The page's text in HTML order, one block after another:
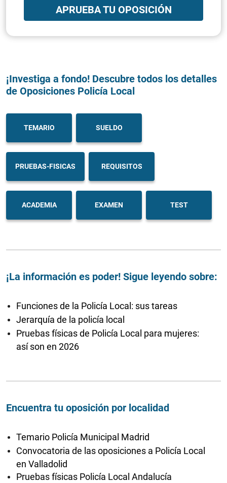
APRUEBA TU OPOSICIÓN
¡Investiga a fondo! Descubre todos los detalles
de Oposiciones Policía Local
TEMARIO SUELDO
PRUEBAS-FISICAS REQUISITOS
ACADEMIA EXAMEN TEST
¡La información es poder! Sigue leyendo sobre:
Funciones de la Policía Local: sus tareas
Jerarquía de la policía local
Pruebas físicas de Policía Local para mujeres:
así son en 2026
Encuentra tu oposición por localidad
Temario Policía Municipal Madrid
Convocatoria de las oposiciones a Policía Local
en Valladolid
Pruebas físicas Policía Local Andalucía